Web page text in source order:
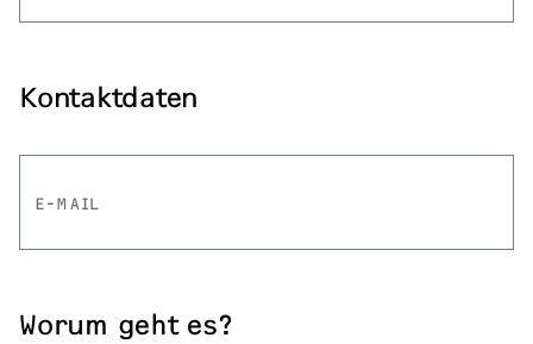
Kontaktdaten
E-MAIL
Worum geht es?